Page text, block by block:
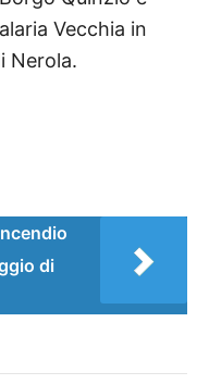
Vecchia in
Nerola.
di